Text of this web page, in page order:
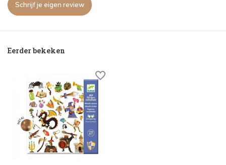
Schrijf je eigen review
Eerder bekeken